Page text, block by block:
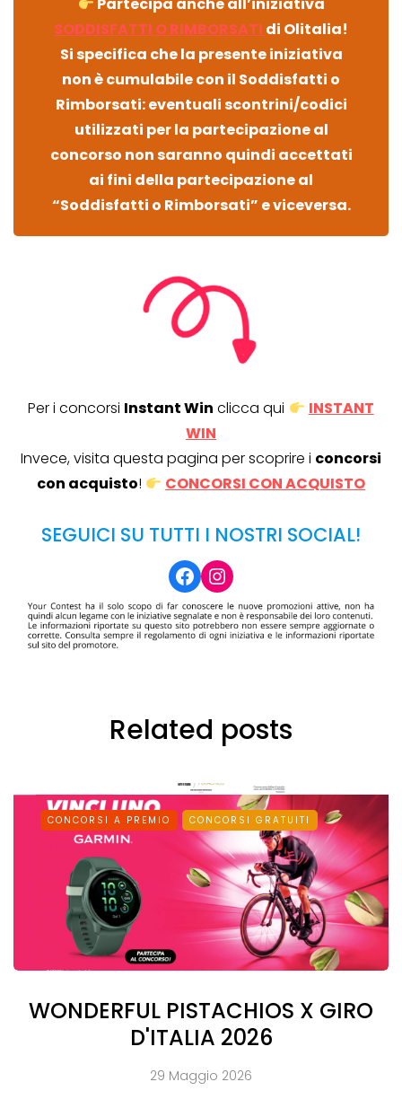
Partecipa anche all’iniziativa
SODDISFATTI O RIMBORSATI di Olitalia!
Si specifica che la presente iniziativa
non è cumulabile con il Soddisfatti o
Rimborsati: eventuali scontrini/codici
utilizzati per la partecipazione al
concorso non saranno quindi accettati
ai fini della partecipazione al
“Soddisfatti o Rimborsati” e viceversa.
Per i concorsi Instant Win clicca qui
INSTANT
WIN
Invece, visita questa pagina per scoprire i concorsi
con acquisto! CONCORSI CON ACQUISTO
SEGUICI SU TUTTI I NOSTRI SOCIAL!
Facebook
Instagram
Related posts
CONCORSI A PREMIO CONCORSI GRATUITI
WONDERFUL PISTACHIOS X GIRO
D'ITALIA 2026
29 Maggio 2026